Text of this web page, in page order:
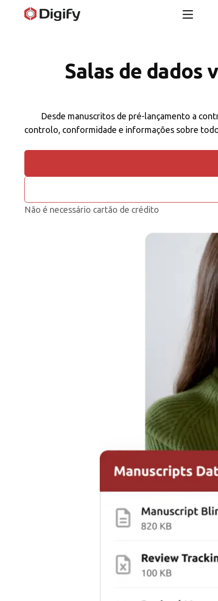
Salas de dados
Desde manuscritos de pré-lançamento a
controlo, conformidade e informações sobre
Não é necessário cartão de crédito